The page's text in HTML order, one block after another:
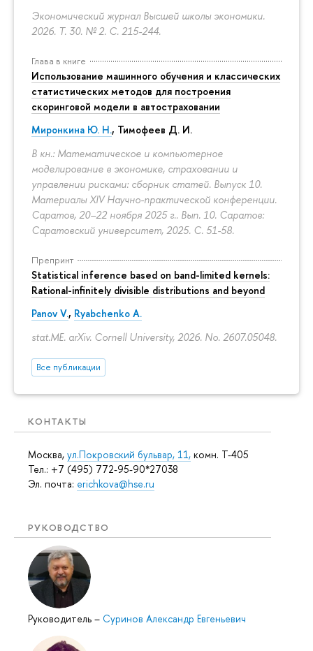
Экономический журнал Высшей школы экономики.
2026. Т. 30. № 2. С. 215-244.
Глава в книге
Использование машинного обучения и классических
статистических методов для построения
скоринговой модели в автостраховании
Миронкина Ю. Н., Тимофеев Д. И.
В кн.: Математическое и компьютерное
моделирование в экономике, страховании и
управлении рисками: сборник статей. Выпуск 10.
Материалы XIV Научно-практической конференции.
Саратов, 20–22 ноября 2025 г.. Вып. 10. Саратов:
Саратовский университет, 2025. С. 51-58.
Препринт
Statistical inference based on band-limited kernels:
Rational-infinitely divisible distributions and beyond
Panov V., Ryabchenko A.
stat.ME. arXiv. Cornell University, 2026. No. 2607.05048.
Все публикации
КОНТАКТЫ
Москва, ул.Покровский бульвар, 11, комн. Т-405
Тел.: +7 (495) 772-95-90*27038
Эл. почта: erichkova@hse.ru
РУКОВОДСТВО
Руководитель – Суринов Александр Евгеньевич